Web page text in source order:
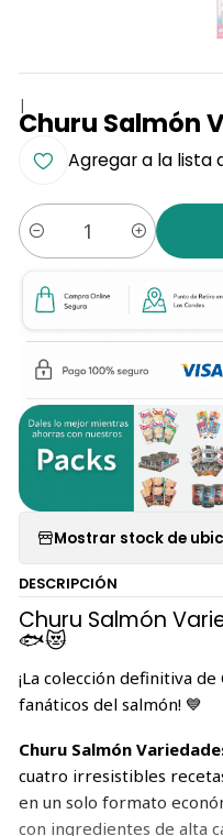
|
Churu Salmón
Agregar a la lista
Cantidad
Mostrar stock de
DESCRIPCIÓN
Churu Salmón
🐟😻
¡La colección definitiva
fanáticos del salmón! 💙
Churu Salmón
cuatro irresistibles
en un solo formato
con ingredientes de alta